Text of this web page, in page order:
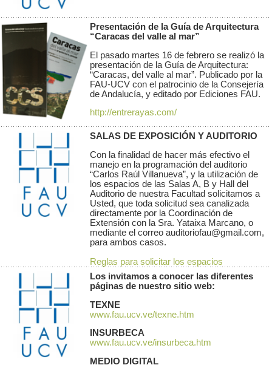
Presentación de la Guía de Arquitectura
“Caracas del valle al mar”
El pasado martes 16 de febrero se realizó la
presentación de la Guía de Arquitectura:
“Caracas, del valle al mar”. Publicado por la
FAU-UCV con el patrocinio de la Consejería
de Andalucía, y editado por Ediciones FAU.
http://entrerayas.com/
SALAS DE EXPOSICIÓN Y AUDITORIO
Con la finalidad de hacer más efectivo el
manejo en la programación del auditorio
“Carlos Raúl Villanueva”, y la utilización de
los espacios de las Salas A, B y Hall del
Auditorio de nuestra Facultad solicitamos a
Usted, que toda solicitud sea canalizada
directamente por la Coordinación de
Extensión con la Sra. Yataixa Marcano, o
mediante el correo auditoriofau@gmail.com,
para ambos casos.
Reglas para solicitar los espacios
Los invitamos a conocer las diferentes
páginas de nuestro sitio web:
TEXNE
www.fau.ucv.ve/texne.htm
INSURBECA
www.fau.ucv.ve/insurbeca.htm
MEDIO DIGITAL